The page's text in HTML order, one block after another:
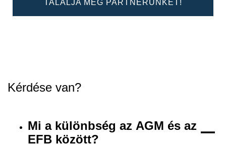
TALÁLJA MEG PARTNERÜNKET!
Kérdése van?
Mi a különbség az AGM és az
EFB között?